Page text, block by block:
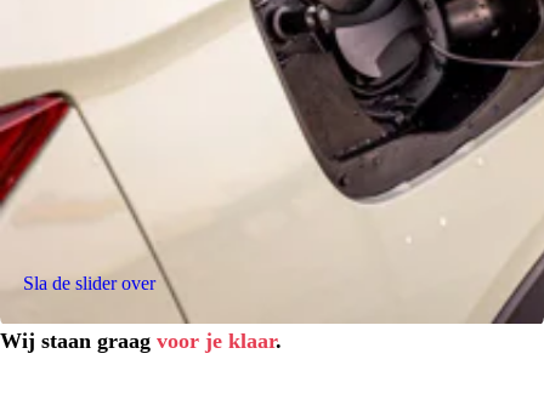
Wij staan graag voor je klaar.
Sla de slider over